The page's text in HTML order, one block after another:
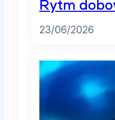
Rytm
23/06/2026